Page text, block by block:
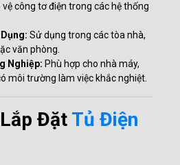
vệ công tơ điện trong các hệ thống
Sử dụng trong các tòa nhà,
văn phòng.
Nghiệp: Phù hợp cho nhà máy,
môi trường làm việc khắc nghiệt.
Đặt Tủ Điện